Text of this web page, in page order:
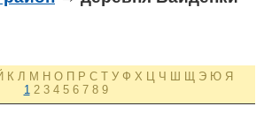
К Л М Н О П Р С Т У Ф Х Ц Ч Ш Щ Э Ю Я
1 2 3 4 5 6 7 8 9